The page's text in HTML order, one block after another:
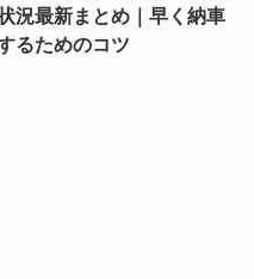
況最新まとめ｜早く納車
るためのコツ